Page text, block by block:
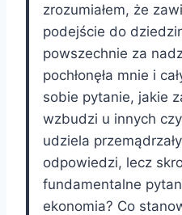
zrozumiałem, że
podejście do
powszechnie za
pochłonęła mnie i
sobie pytanie, jakie
wzbudzi u innych
udziela
odpowiedzi, lecz
fundamentalne
ekonomia? Co